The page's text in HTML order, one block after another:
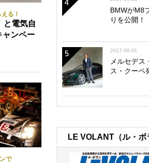
る！
と電気自
ャンペー
で
4
BMWがM8
りを公開！
5 2017.06.01
メルセデス
ス・クーペ
LE VOLANT（ル・ボ